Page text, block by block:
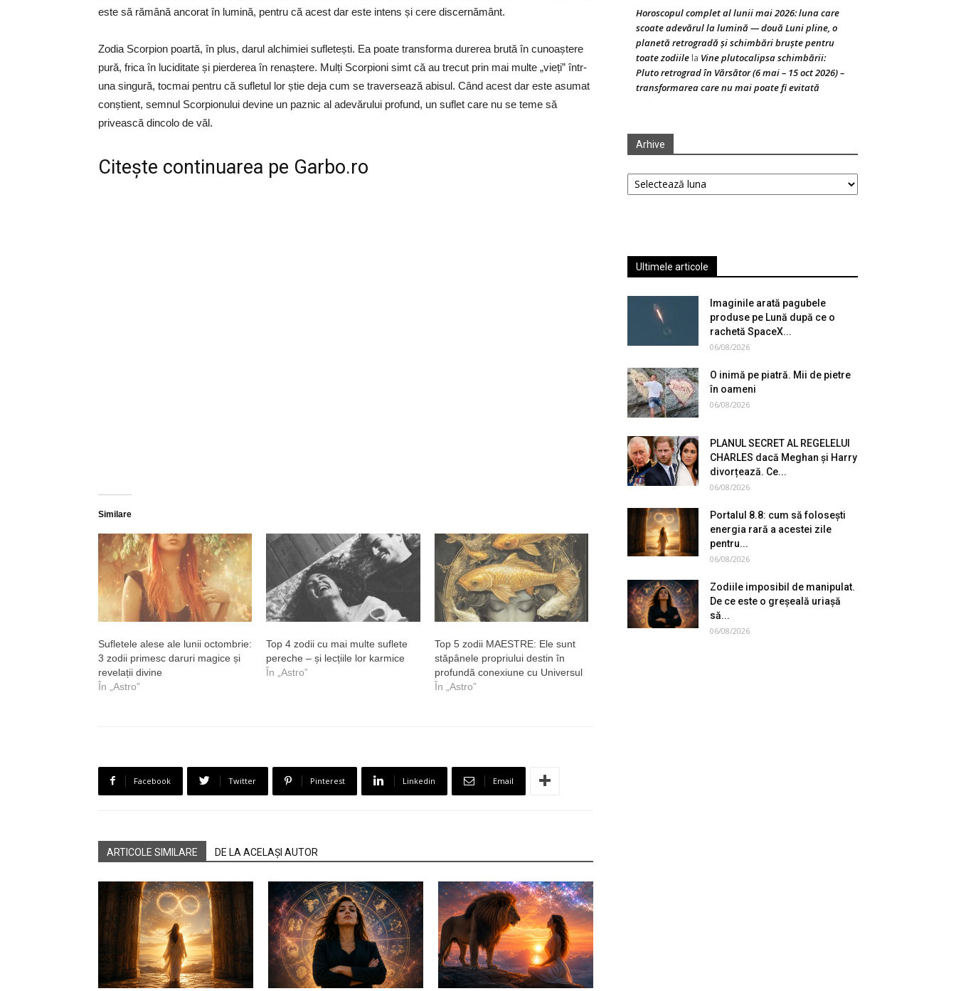
este să rămână ancorat în lumină, pentru că acest dar este intens și cere discernământ.
Zodia Scorpion poartă, în plus, darul alchimiei sufletești. Ea poate transforma durerea brută în cunoaștere
pură, frica în luciditate și pierderea în renaștere. Mulți Scorpioni simt că au trecut prin mai multe „vieți” într-
una singură, tocmai pentru că sufletul lor știe deja cum se traversează abisul. Când acest dar este asumat
conștient, semnul Scorpionului devine un paznic al adevărului profund, un suflet care nu se teme să
privească dincolo de văl.
Citește continuarea pe Garbo.ro
Similare
Sufletele alese ale lunii octombrie:
3 zodii primesc daruri magice și
revelații divine
În „Astro”
Top 4 zodii cu mai multe suflete
pereche – și lecțiile lor karmice
În „Astro”
Top 5 zodii MAESTRE: Ele sunt
stăpânele propriului destin în
profundă conexiune cu Universul
În „Astro”
Facebook Twitter Pinterest Linkedin Email
ARTICOLE SIMILARE DE LA ACELAȘI AUTOR
Horoscopul complet al lunii mai 2026: luna care
scoate adevărul la lumină — două Luni pline, o
planetă retrogradă și schimbări bruște pentru
toate zodiile la Vine plutocalipsa schimbării:
Pluto retrograd în Vărsător (6 mai – 15 oct 2026) –
transformarea care nu mai poate fi evitată
Arhive
Arhive
Ultimele articole
Imaginile arată pagubele
produse pe Lună după ce o
rachetă SpaceX...
06/08/2026
O inimă pe piatră. Mii de pietre
în oameni
06/08/2026
PLANUL SECRET AL REGELELUI
CHARLES dacă Meghan și Harry
divorțează. Ce...
06/08/2026
Portalul 8.8: cum să folosești
energia rară a acestei zile
pentru...
06/08/2026
Zodiile imposibil de manipulat.
De ce este o greșeală uriașă
să...
06/08/2026